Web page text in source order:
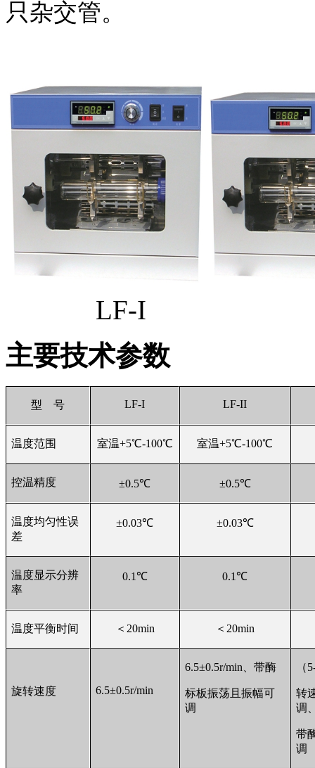
只杂交管。
LF-I
主要技术参数
型 号 LF-I LF-II
温度范围 室温+5℃-100℃ 室温+5℃-100℃
控温精度 ±0.5℃ ±0.5℃
温度均匀性误
差
±0.03℃ ±0.03℃
温度显示分辨
率
0.1 ℃ 0.1 ℃
温度平衡时间 ＜20min ＜20min
旋转速度 6.5±0.5r/min
6.5±0.5r/min、带酶
标板振荡且振幅可
调
（
转
调
带
调